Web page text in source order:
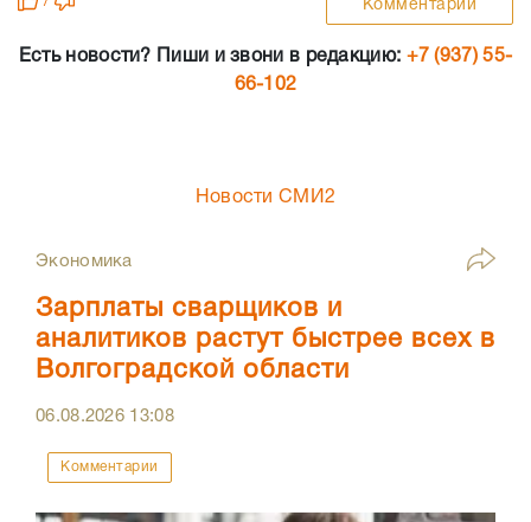
Комментарии
Есть новости? Пиши и звони в редакцию: +7 (937) 55-
66-102
Новости СМИ2
Экономика
Зарплаты сварщиков и
аналитиков растут быстрее всех в
Волгоградской области
06.08.2026 13:08
Комментарии